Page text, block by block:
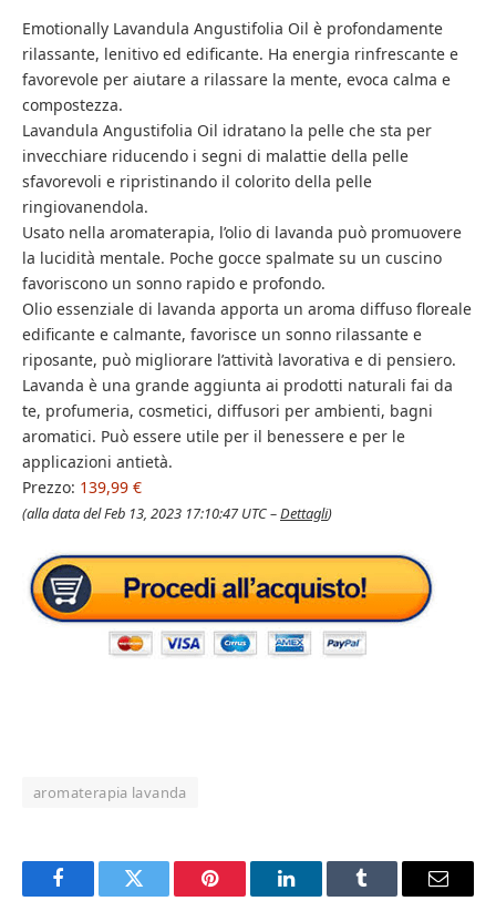
Emotionally Lavandula Angustifolia Oil è profondamente
rilassante, lenitivo ed edificante. Ha energia rinfrescante e
favorevole per aiutare a rilassare la mente, evoca calma e
compostezza.
Lavandula Angustifolia Oil idratano la pelle che sta per
invecchiare riducendo i segni di malattie della pelle
sfavorevoli e ripristinando il colorito della pelle
ringiovanendola.
Usato nella aromaterapia, l’olio di lavanda può promuovere
la lucidità mentale. Poche gocce spalmate su un cuscino
favoriscono un sonno rapido e profondo.
Olio essenziale di lavanda apporta un aroma diffuso floreale
edificante e calmante, favorisce un sonno rilassante e
riposante, può migliorare l’attività lavorativa e di pensiero.
Lavanda è una grande aggiunta ai prodotti naturali fai da
te, profumeria, cosmetici, diffusori per ambienti, bagni
aromatici. Può essere utile per il benessere e per le
applicazioni antietà.
Prezzo: 139,99 €
(alla data del Feb 13, 2023 17:10:47 UTC –Dettagli)
aromaterapia lavanda
FacebookTwitter Pinterest LinkedInTumblr Email